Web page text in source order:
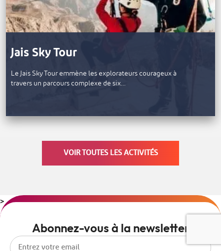
Jais Sky Tour
Le Jais Sky Tour emmène les explorateurs courageux à
travers un parcours complexe de six…
VOIR TOUTES LES ACTIVITÉS
>
Abonnez-vous à la newsletter